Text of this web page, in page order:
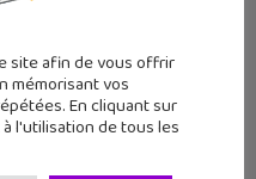
site afin de vous offrir
mémorisant vos
En cliquant sur
l'utilisation de tous les